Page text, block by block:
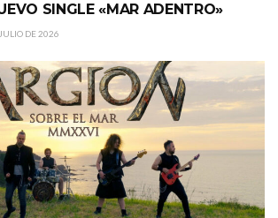
SINGLE «MAR ADENTRO»
DE 2026